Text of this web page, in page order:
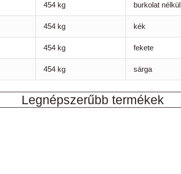
454 kg burkolat nélkül
454 kg kék
454 kg fekete
454 kg sárga
Legnépszerűbb termékek